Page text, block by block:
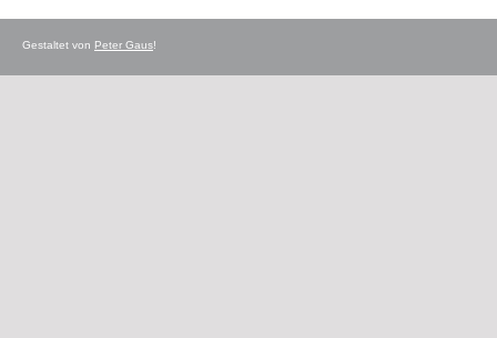
Gestaltet von Peter Gaus!